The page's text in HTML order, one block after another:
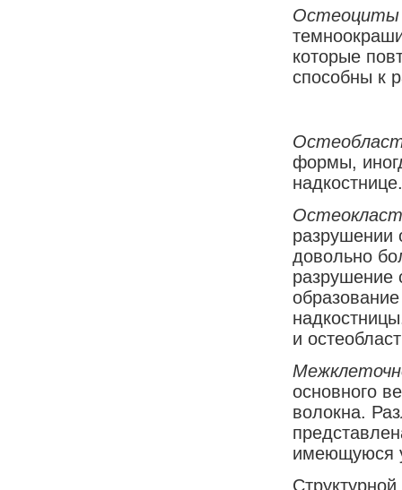
Остеоциты
которые
способны к
формы,
надкостнице.
разрушении
довольно
разрушение
и
основного
волокна.
имеющуюся